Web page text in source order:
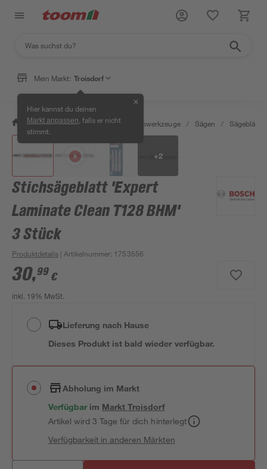
Mein Markt: Troisdorf
Hier kannst du deinen
Markt anpassen , falls er nicht
stimmt.
✕
/ Werkstatt & Maschinen / Elektrowerkzeuge / Sägen / Sägeblätter
+2
Stichsägeblatt 'Expert
Laminate Clean T128 BHM'
3 Stück
Produktdetails | Artikelnummer: 1753556
30,99 €
inkl. 19% MwSt.
Lieferung nach Hause
Dieses Produkt ist bald wieder verfügbar.
Abholung im Markt
Verfügbar im MarktTroisdorf
Artikel wird 3 Tage für dich hinterlegt
Verfügbarkeit in anderen Märkten